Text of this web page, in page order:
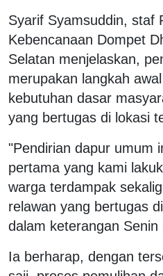
Syarif Syamsuddin, staf
Kebencanaan Dompet
Selatan menjelaskan,
merupakan langkah
kebutuhan dasar
yang bertugas di lokasi
"Pendirian dapur umum
pertama yang kami
warga terdampak
relawan yang bertugas
dalam keterangan Senin
Ia berharap, dengan